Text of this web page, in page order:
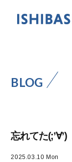
BLOG
忘れてた(;’∀’)
2025.03.10 Mon